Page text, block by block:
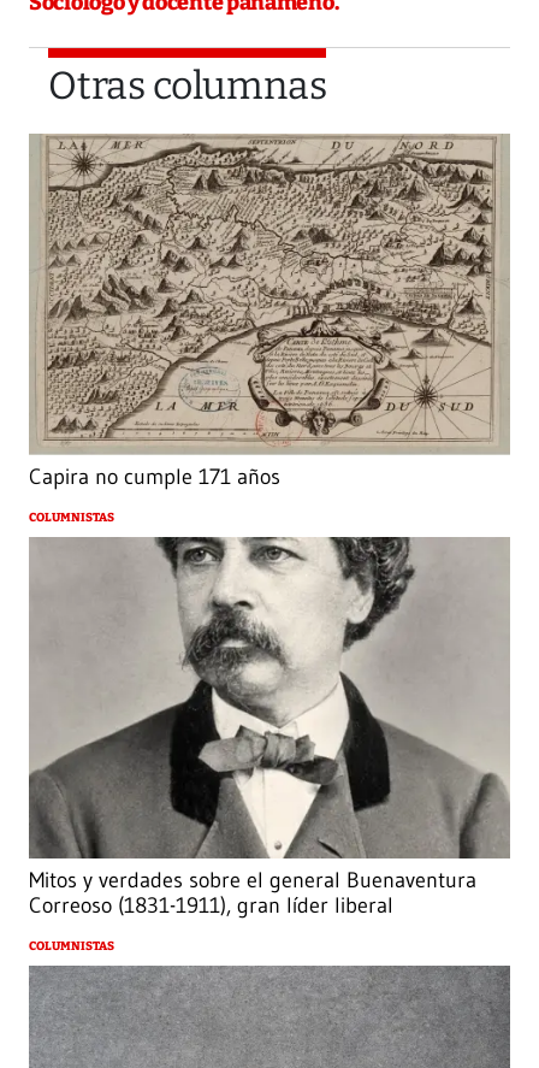
Otras columnas
Capira no cumple 171 años
COLUMNISTAS
Mitos y verdades sobre el general Buenaventura
Correoso (1831-1911), gran líder liberal
COLUMNISTAS